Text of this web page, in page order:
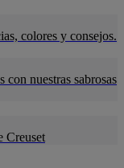
colores y consejos.
con nuestras sabrosas
Creuset